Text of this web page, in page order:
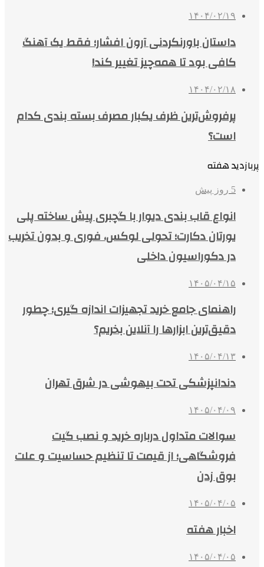
۱۴۰۴/۰۲/۱۹
داستان باورنکردنی آرون افشار؛ فقط یک آهنگ
کافی بود تا همه‌چیز تغییر کند!
۱۴۰۴/۰۲/۱۸
پرفروش‌ترین ظرف یکبار مصرف بسته بندی کدام
است؟
پربازدید هفته
5 روز پیش
انواع قاب بندی دیوار با گچبری پیش ساخته پلی
یورتان دکارت؛ تحولی لوکس، فوری و بدون تخریب
در دکوراسیون داخلی
۱۴۰۵/۰۴/۱۵
راهنمای جامع خرید تجهیزات اندازه گیری؛ چطور
دقیق‌ترین ابزارها را آنلاین بخریم؟
۱۴۰۵/۰۴/۱۳
دندانپزشکی تحت بیهوشی در شرق تهران
۱۴۰۵/۰۴/۰۹
سوالات متداول درباره خرید و نصب گیت
فروشگاهی؛ از قیمت تا تنظیم حساسیت و علت
بوق زدن
۱۴۰۵/۰۴/۰۵
اخبار هفته
۱۴۰۵/۰۴/۰۵